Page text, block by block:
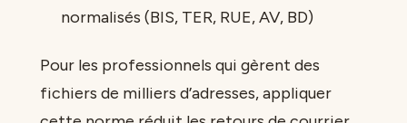
normalisés (BIS, TER, RUE, AV, BD)
Pour les professionnels qui gèrent des
fichiers de milliers d’adresses, appliquer